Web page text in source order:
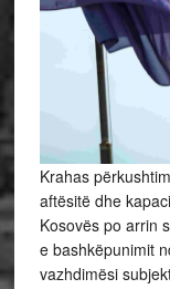
Krahas
aftësitë dhe
Kosovës po arrin
e bashkëpunimit
vazhdimësi